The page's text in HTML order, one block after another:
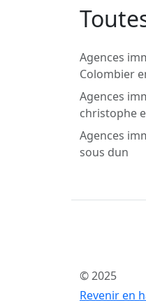
Agences
Colombier
Agences
christophe
Agences
sous dun
© 2025
Revenir en